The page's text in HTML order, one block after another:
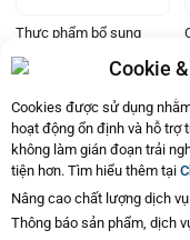
Thực phẩm bổ sung
vani cho mẹ mang thai
Đã bán500+
689.000đ
Ba
Cookie
Cookies được sử dụng
hoạt động ổn định và hỗ
không làm gián đoạn trải
tiện hơn. Tìm hiểu thêm tại
Nâng cao chất lượng dịch
Thông báo sản phẩm, dịch